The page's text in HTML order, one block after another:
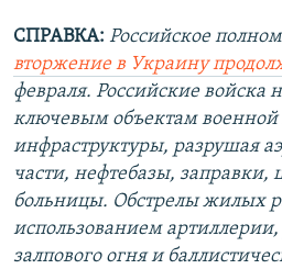
СПРАВКА: Российское
вторжение в Украину
февраля. Российские войска
ключевым объектам
инфраструктуры, разрушая
части, нефтебазы,
больницы. Обстрелы жилых
использованием
залпового огня и